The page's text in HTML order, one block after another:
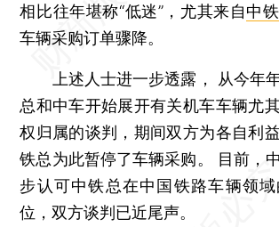
相比往年堪称“低迷”，尤其来自中
车辆采购订单骤降。
上述人士进一步透露， 从今年
总和中车开始展开有关机车车辆尤
权归属的谈判，期间双方为各自利
铁总为此暂停了车辆采购。 目前，
步认可中铁总在中国铁路车辆领
位，双方谈判已近尾声。